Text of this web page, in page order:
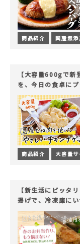
商品紹介 国産無
【大容量600gで新
を、今日の食卓にプ
商品紹介 大容量サ
【新生活にピッタ
揚げで、冷凍庫にい